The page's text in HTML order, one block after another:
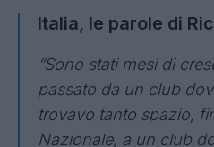
Italia, le parole di
“Sono stati mesi di
passato da un club
trovavo tanto spazio,
Nazionale, a un club